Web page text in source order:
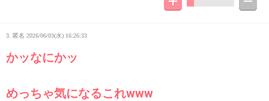
3. 匿名 2026/06/03(水) 16:26:33
かッなにかッ
めっちゃ気になるこれwww